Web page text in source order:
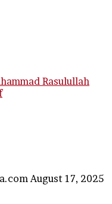
Rasulullah
August 17, 2025